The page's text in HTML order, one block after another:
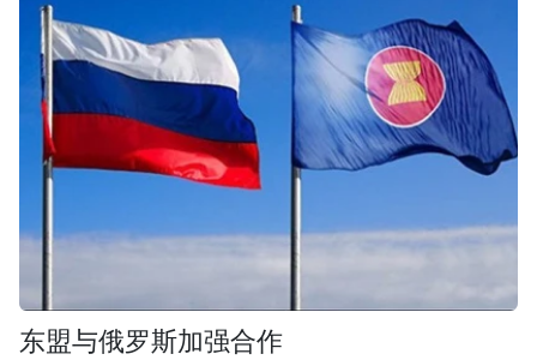
东盟与俄罗斯加强合作